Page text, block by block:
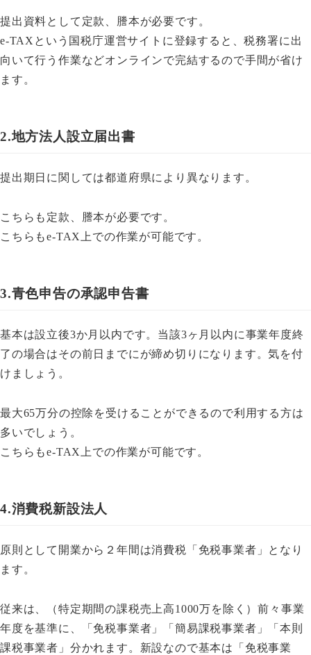
提出資料として定款、謄本が必要です。
e-TAXという国税庁運営サイトに登録すると、税務署に出
向いて行う作業などオンラインで完結するので手間が省け
ます。
2.地方法人設立届出書
提出期日に関しては都道府県により異なります。
こちらも定款、謄本が必要です。
こちらもe-TAX上での作業が可能です。
3.青色申告の承認申告書
基本は設立後3か月以内です。当該3ヶ月以内に事業年度終
了の場合はその前日までにが締め切りになります。気を付
けましょう。
最大65万分の控除を受けることができるので利用する方は
多いでしょう。
こちらもe-TAX上での作業が可能です。
4.消費税新設法人
原則として開業から２年間は消費税「免税事業者」となり
ます。
従来は、（特定期間の課税売上高1000万を除く）前々事業
年度を基準に、「免税事業者」「簡易課税事業者」「本則
課税事業者」分かれます。新設なので基本は「免税事業